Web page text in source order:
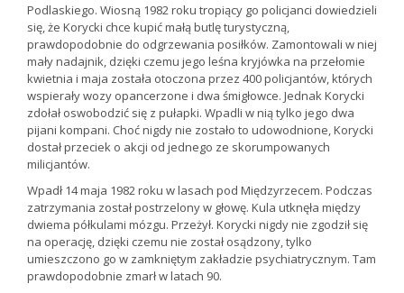
Podlaskiego. Wiosną 1982 roku tropiący go policjanci dowiedzieli
się, że Korycki chce kupić małą butlę turystyczną,
prawdopodobnie do odgrzewania posiłków. Zamontowali w niej
mały nadajnik, dzięki czemu jego leśna kryjówka na przełomie
kwietnia i maja została otoczona przez 400 policjantów, których
wspierały wozy opancerzone i dwa śmigłowce. Jednak Korycki
zdołał oswobodzić się z pułapki. Wpadli w nią tylko jego dwa
pijani kompani. Choć nigdy nie zostało to udowodnione, Korycki
dostał przeciek o akcji od jednego ze skorumpowanych
milicjantów.
Wpadł 14 maja 1982 roku w lasach pod Międzyrzecem. Podczas
zatrzymania został postrzelony w głowę. Kula utknęła między
dwiema półkulami mózgu. Przeżył. Korycki nigdy nie zgodził się
na operację, dzięki czemu nie został osądzony, tylko
umieszczono go w zamkniętym zakładzie psychiatrycznym. Tam
prawdopodobnie zmarł w latach 90.